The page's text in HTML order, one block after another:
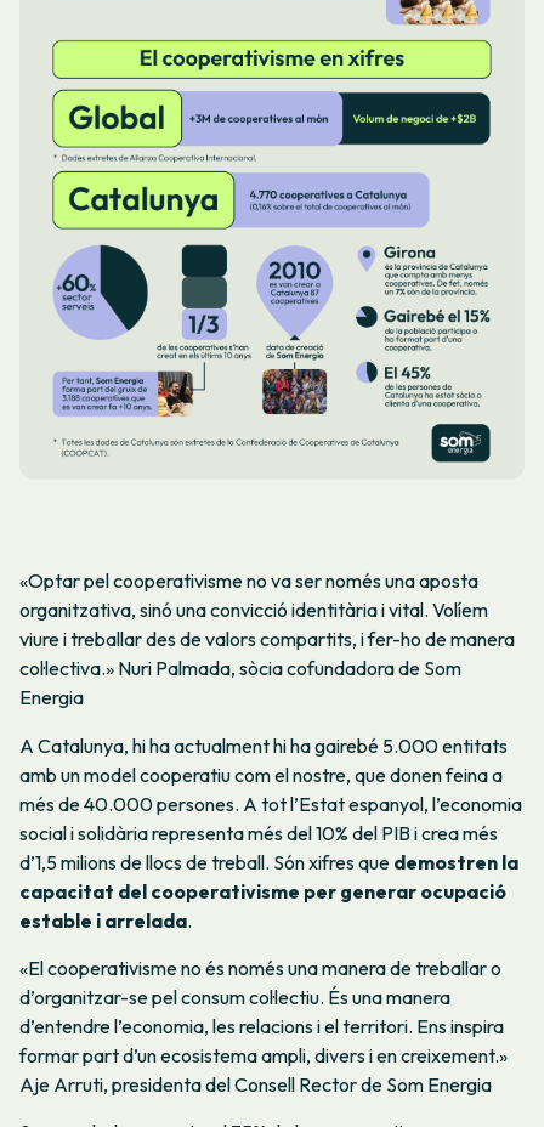
«Optar pel cooperativisme no va ser només una aposta
organitzativa, sinó una convicció identitària i vital. Volíem
viure i treballar des de valors compartits, i fer-ho de manera
col·lectiva.» Nuri Palmada, sòcia cofundadora de Som
Energia
A Catalunya, hi ha actualment hi ha gairebé 5.000 entitats
amb un model cooperatiu com el nostre, que donen feina a
més de 40.000 persones. A tot l’Estat espanyol, l’economia
social i solidària representa més del 10% del PIB i crea més
d’1,5 milions de llocs de treball. Són xifres que demostren la
capacitat del cooperativisme per generar ocupació
estable i arrelada.
«El cooperativisme no és només una manera de treballar o
d’organitzar-se pel consum col·lectiu. És una manera
d’entendre l’economia, les relacions i el territori. Ens inspira
formar part d’un ecosistema ampli, divers i en creixement.»
Aje Arruti, presidenta del Consell Rector de Som Energia